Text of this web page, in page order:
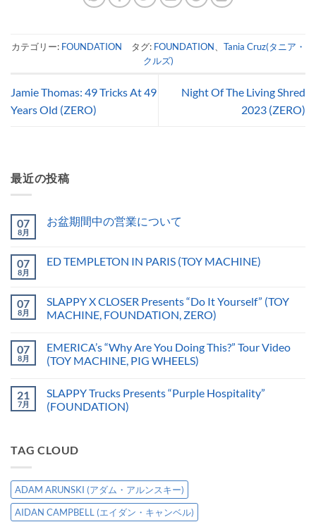
カテゴリー: FOUNDATION タグ: FOUNDATION
Tania Cruz(タニア・
クルズ)
Jamie Thomas: 49 Tricks At 49
Years Old (ZERO)
Night Of The Living Shred
2023 (ZERO)
最近の投稿
07
8月
お盆期間中の営業について
07
8月
ED TEMPLETON IN PARIS (TOY MACHINE)
07
8月
SLAPPY X CLOSER Presents “Do It Yourself” (TOY
MACHINE, FOUNDATION, ZERO)
07
8月
EMERICA’s “Why Are You Doing This?” Tour Video
(TOY MACHINE, PIG WHEELS)
21
7月
SLAPPY Trucks Presents “Purple Hospitality”
(FOUNDATION)
TAG CLOUD
ADAM ARUNSKI (アダム・アルンスキー)
AIDAN CAMPBELL (エイダン・キャンベル)